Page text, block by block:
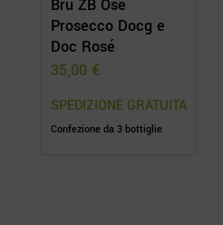
Brù ZB Osé
Prosecco Docg e
Doc Rosé
35,00 €
Confezione da 3 bottiglie